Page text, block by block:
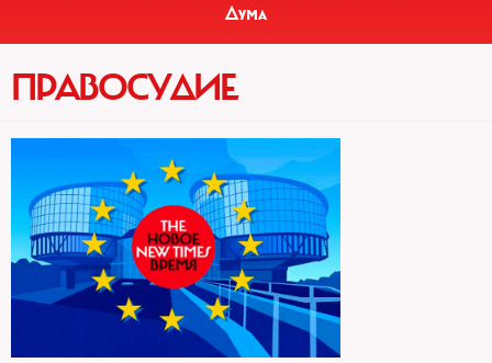
Дума
ПРАВОСУДИЕ